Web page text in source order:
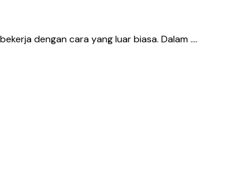
dengan cara yang luar biasa. Dalam ….